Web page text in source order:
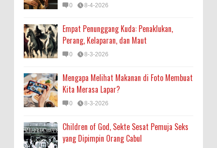
0 8-4-2026
Empat Penunggang Kuda: Penaklukan,
Perang, Kelaparan, dan Maut
0 8-3-2026
Mengapa Melihat Makanan di Foto Membuat
Kita Merasa Lapar?
0 8-3-2026
Children of God, Sekte Sesat Pemuja Seks
yang Dipimpin Orang Cabul